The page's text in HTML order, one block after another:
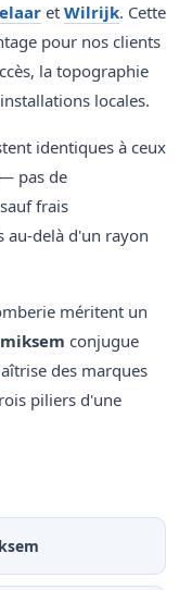
et Wilrijk. Cette
pour nos clients
la topographie
locales.
identiques à ceux
pas de
frais
au-delà d'un rayon
méritent un
conjugue
des marques
piliers d'une